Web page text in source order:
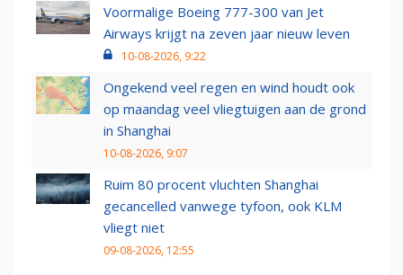
Voormalige Boeing 777-300 van Jet
Airways krijgt na zeven jaar nieuw leven
10-08-2026, 9:22
Ongekend veel regen en wind houdt ook
op maandag veel vliegtuigen aan de grond
in Shanghai
10-08-2026, 9:07
Ruim 80 procent vluchten Shanghai
gecancelled vanwege tyfoon, ook KLM
vliegt niet
09-08-2026, 12:55